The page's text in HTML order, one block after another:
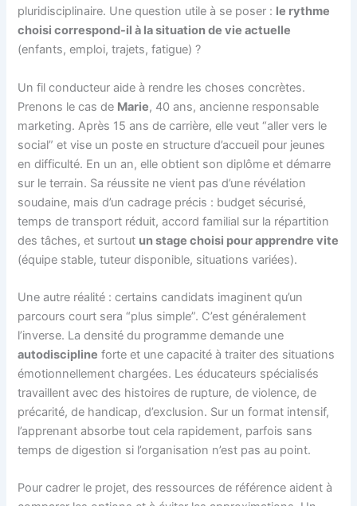
pluridisciplinaire. Une question utile à se poser : le rythme
choisi correspond-il à la situation de vie actuelle
(enfants, emploi, trajets, fatigue) ?
Un fil conducteur aide à rendre les choses concrètes.
Prenons le cas de Marie, 40 ans, ancienne responsable
marketing. Après 15 ans de carrière, elle veut “aller vers le
social” et vise un poste en structure d’accueil pour jeunes
en difficulté. En un an, elle obtient son diplôme et démarre
sur le terrain. Sa réussite ne vient pas d’une révélation
soudaine, mais d’un cadrage précis : budget sécurisé,
temps de transport réduit, accord familial sur la répartition
des tâches, et surtout un stage choisi pour apprendre vite
(équipe stable, tuteur disponible, situations variées).
Une autre réalité : certains candidats imaginent qu’un
parcours court sera “plus simple”. C’est généralement
l’inverse. La densité du programme demande une
autodiscipline forte et une capacité à traiter des situations
émotionnellement chargées. Les éducateurs spécialisés
travaillent avec des histoires de rupture, de violence, de
précarité, de handicap, d’exclusion. Sur un format intensif,
l’apprenant absorbe tout cela rapidement, parfois sans
temps de digestion si l’organisation n’est pas au point.
Pour cadrer le projet, des ressources de référence aident à